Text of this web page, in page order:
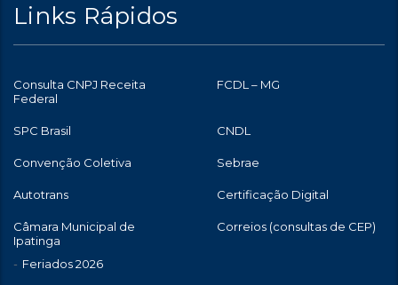
Links Rápidos
Consulta CNPJ Receita
Federal
FCDL – MG
SPC Brasil CNDL
Convenção Coletiva Sebrae
Autotrans Certificação Digital
Câmara Municipal de
Ipatinga
Feriados 2026
Correios (consultas de CEP)